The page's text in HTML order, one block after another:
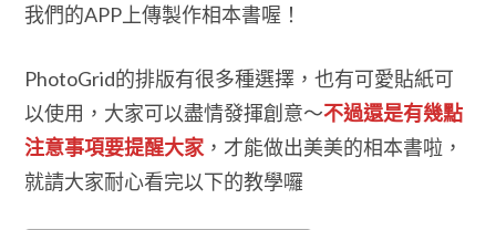
我們的APP上傳製作相本書喔！
PhotoGrid的排版有很多種選擇，也有可愛貼紙可
以使用，大家可以盡情發揮創意～不過還是有幾點
注意事項要提醒大家，才能做出美美的相本書啦，
就請大家耐心看完以下的教學囉